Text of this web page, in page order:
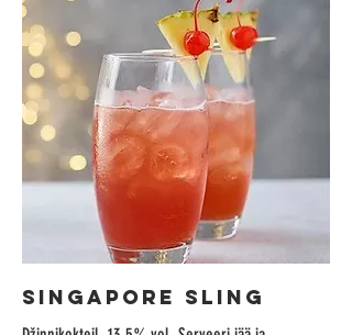
SINGAPORE SLING